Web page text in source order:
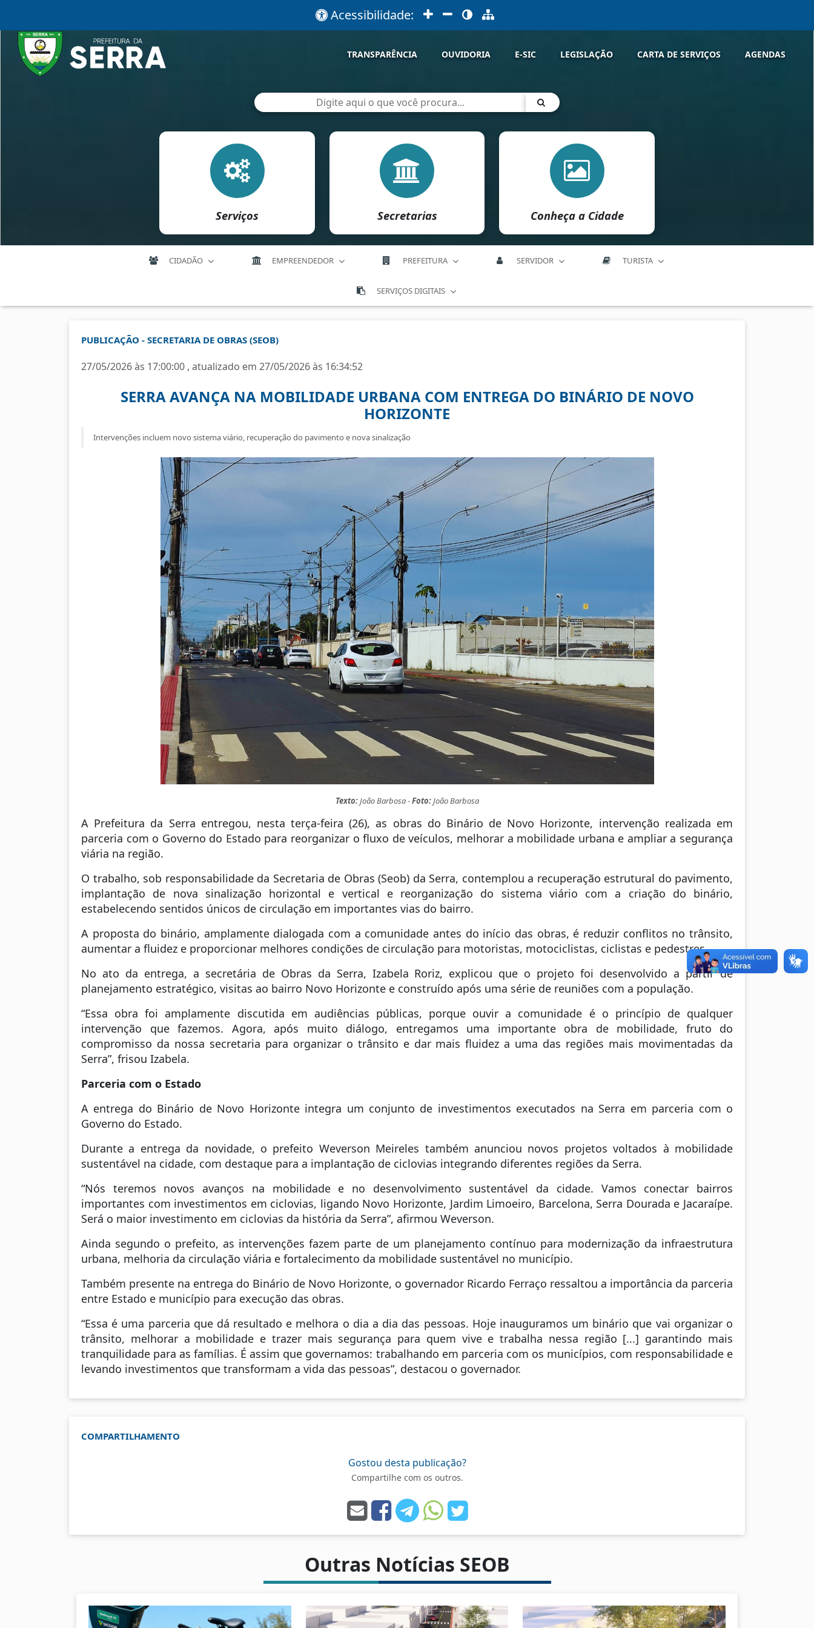
Acessibilidade:
TRANSPARÊNCIA OUVIDORIA E-SIC LEGISLAÇÃO CARTA DE SERVIÇOS AGENDAS
Serviços Secretarias Conheça a Cidade
CIDADÃO EMPREENDEDOR PREFEITURA SERVIDOR TURISTA
SERVIÇOS DIGITAIS
PUBLICAÇÃO - SECRETARIA DE OBRAS (SEOB)
27/05/2026 às 17:00:00 , atualizado em 27/05/2026 às 16:34:52
SERRA AVANÇA NA MOBILIDADE URBANA COM ENTREGA DO BINÁRIO DE NOVO
HORIZONTE
Intervenções incluem novo sistema viário, recuperação do pavimento e nova sinalização
Texto:João Barbosa -Foto:João Barbosa
A Prefeitura da Serra entregou, nesta terça-feira (26), as obras do Binário de Novo Horizonte, intervenção realizada em
parceria com o Governo do Estado para reorganizar o fluxo de veículos, melhorar a mobilidade urbana e ampliar a segurança
viária na região.
O trabalho, sob responsabilidade da Secretaria de Obras (Seob) da Serra, contemplou a recuperação estrutural do pavimento,
implantação de nova sinalização horizontal e vertical e reorganização do sistema viário com a criação do binário,
estabelecendo sentidos únicos de circulação em importantes vias do bairro.
A proposta do binário, amplamente dialogada com a comunidade antes do início das obras, é reduzir conflitos no trânsito,
aumentar a fluidez e proporcionar melhores condições de circulação para motoristas, motociclistas, ciclistas e pedestres.
No ato da entrega, a secretária de Obras da Serra, Izabela Roriz, explicou que o projeto foi desenvolvido a partir de
planejamento estratégico, visitas ao bairro Novo Horizonte e construído após uma série de reuniões com a população.
“Essa obra foi amplamente discutida em audiências públicas, porque ouvir a comunidade é o princípio de qualquer
intervenção que fazemos. Agora, após muito diálogo, entregamos uma importante obra de mobilidade, fruto do
compromisso da nossa secretaria para organizar o trânsito e dar mais fluidez a uma das regiões mais movimentadas da
Serra”, frisou Izabela.
Parceria com o Estado
A entrega do Binário de Novo Horizonte integra um conjunto de investimentos executados na Serra em parceria com o
Governo do Estado.
Durante a entrega da novidade, o prefeito Weverson Meireles também anunciou novos projetos voltados à mobilidade
sustentável na cidade, com destaque para a implantação de ciclovias integrando diferentes regiões da Serra.
“Nós teremos novos avanços na mobilidade e no desenvolvimento sustentável da cidade. Vamos conectar bairros
importantes com investimentos em ciclovias, ligando Novo Horizonte, Jardim Limoeiro, Barcelona, Serra Dourada e Jacaraípe.
Será o maior investimento em ciclovias da história da Serra”, afirmou Weverson.
Ainda segundo o prefeito, as intervenções fazem parte de um planejamento contínuo para modernização da infraestrutura
urbana, melhoria da circulação viária e fortalecimento da mobilidade sustentável no município.
Também presente na entrega do Binário de Novo Horizonte, o governador Ricardo Ferraço ressaltou a importância da parceria
entre Estado e município para execução das obras.
“Essa é uma parceria que dá resultado e melhora o dia a dia das pessoas. Hoje inauguramos um binário que vai organizar o
trânsito, melhorar a mobilidade e trazer mais segurança para quem vive e trabalha nessa região [...] garantindo mais
tranquilidade para as famílias. É assim que governamos: trabalhando em parceria com os municípios, com responsabilidade e
levando investimentos que transformam a vida das pessoas”, destacou o governador.
COMPARTILHAMENTO
Gostou desta publicação?
Compartilhe com os outros.
Outras Notícias SEOB